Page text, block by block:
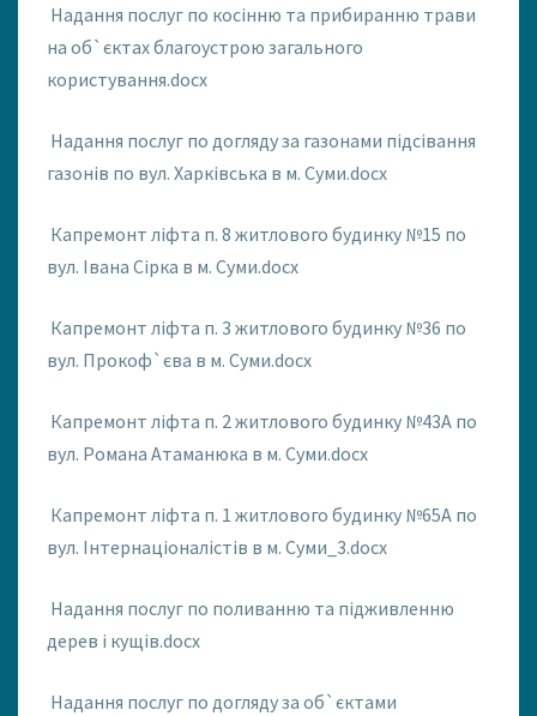
Надання послуг по косінню та прибиранню трави
на об`єктах благоустрою загального
користування.docx
Надання послуг по догляду за газонами підсівання
газонів по вул. Харківська в м. Суми.docx
Капремонт ліфта п. 8 житлового будинку №15 по
вул. Івана Сірка в м. Суми.docx
Капремонт ліфта п. 3 житлового будинку №36 по
вул. Прокоф`єва в м. Суми.docx
Капремонт ліфта п. 2 житлового будинку №43А по
вул. Романа Атаманюка в м. Суми.docx
Капремонт ліфта п. 1 житлового будинку №65А по
вул. Інтернаціоналістів в м. Суми_3.docx
Надання послуг по поливанню та підживленню
дерев і кущів.docx
Надання послуг по догляду за об`єктами